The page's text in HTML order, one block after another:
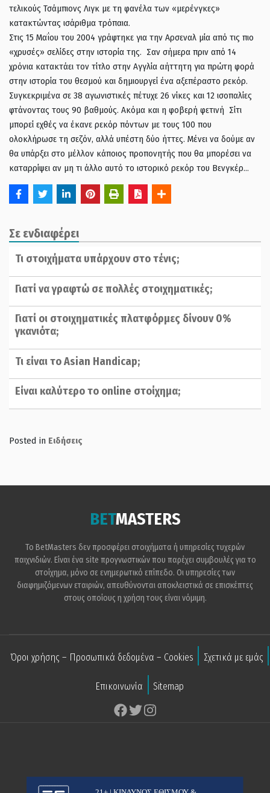
τελικούς Τσάμπιονς Λιγκ με τη φανέλα των «μερένγκες»
κατακτώντας ισάριθμα τρόπαια.
Στις 15 Μαΐου του 2004 γράφτηκε για την Αρσεναλ μία από τις πιο
«χρυσές» σελίδες στην ιστορία της. Σαν σήμερα πριν από 14
χρόνια κατακτάει τον τίτλο στην Αγγλία αήττητη για πρώτη φορά
στην ιστορία του θεσμού και δημιουργεί ένα αξεπέραστο ρεκόρ.
Συγκεκριμένα σε 38 αγωνιστικές πέτυχε 26 νίκες και 12 ισοπαλίες
φτάνοντας τους 90 βαθμούς. Ακόμα και η φοβερή φετινή Σίτι
μπορεί εχθές να έκανε ρεκόρ πόντων με τους 100 που
ολοκλήρωσε τη σεζόν, αλλά υπέστη δύο ήττες. Μένει να δούμε αν
θα υπάρξει στο μέλλον κάποιος προπονητής που θα μπορέσει να
καταρρίψει αν μη τι άλλο αυτό το ιστορικό ρεκόρ του Βενγκέρ…
Σε ενδιαφέρει
Τι στοιχήματα υπάρχουν στο τένις;
Γιατί να γραφτώ σε πολλές στοιχηματικές;
Γιατί οι στοιχηματικές πλατφόρμες δίνουν 0%
γκανιότα;
Τι είναι το Asian Handicap;
Είναι καλύτερο το online στοίχημα;
Posted in Ειδήσεις
BETMASTERS
Το BetMasters δεν προσφέρει στοιχήματα ή υπηρεσίες τυχερών
παιχνιδιών. Είναι ένα site προγνωστικών που παρέχει συμβουλές για το
στοίχημα, μόνο σε ενημερωτικό επίπεδο. Οι υπηρεσίες των
διαφημιζόμενων εταιριών, απευθύνονται αποκλειστικά σε επισκέπτες
στους οποίους η χρήση τους είναι νόμιμη.
Όροι χρήσης – Προσωπικά δεδομένα – Cookies Σχετικά με εμάς
Επικοινωνία Sitemap